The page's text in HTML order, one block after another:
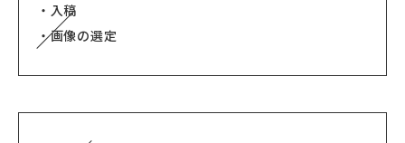
・入稿
・画像の選定